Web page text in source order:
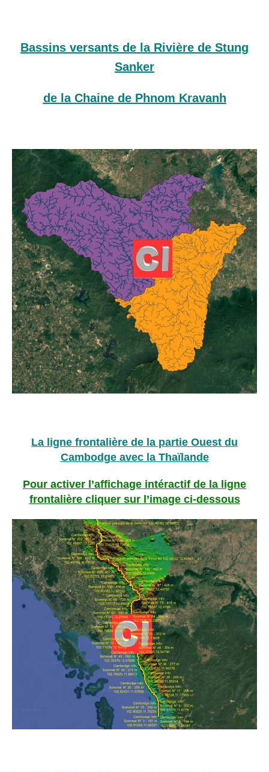
Bassins versants de la Rivière de Stung
Sanker
de la Chaine de Phnom Kravanh
La ligne frontalière de la partie Ouest du
Cambodge avec la Thaïlande
Pour activer l’affichage intéractif de la ligne
frontalière cliquer sur l’image ci-dessous